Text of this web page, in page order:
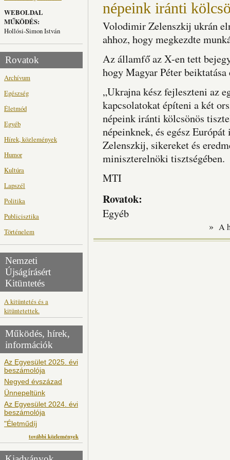
WEBOLDAL
MŰKÖDÉS:
Hollósi-Simon István
Rovatok
Archívum
Egészség
Életmód
Egyéb
Hírek, közlemények
Humor
Kultúra
Lapszél
Politika
Publicisztika
Történelem
Nemzeti
Újságírásért
Kitüntetés
A kitüntetés és a
kitüntetettek.
Működés, hírek,
információk
Az Egyesület 2025. évi
beszámolója
Negyed évszázad
Ünnepeltünk
Az Egyesület 2024. évi
beszámolója
"Életműdíj
további közlemények
népeink iránti
Volodimir Zelenszkij ukrán
ahhoz, hogy megkezdte
Az államfő az X-en tett
hogy Magyar Péter
„Ukrajna kész fejleszteni az
kapcsolatokat építeni a két
népeink iránti kölcsönös
népeinknek, és egész
Zelenszkij, sikereket és
miniszterelnöki tisztségében.
MTI
Rovatok:
Egyéb
» A